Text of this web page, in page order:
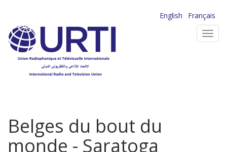
contenu
principal
English
Français
Belges du bout du
monde - Saratoga